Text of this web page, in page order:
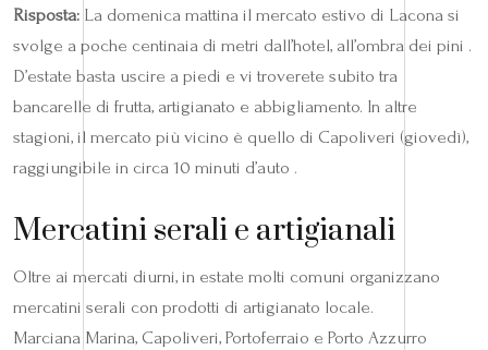
Risposta: La domenica mattina il mercato estivo di Lacona si
svolge a poche centinaia di metri dall’hotel, all’ombra dei pini .
D’estate basta uscire a piedi e vi troverete subito tra
bancarelle di frutta, artigianato e abbigliamento. In altre
stagioni, il mercato più vicino è quello di Capoliveri (giovedì),
raggiungibile in circa 10 minuti d’auto .
Mercatini serali e artigianali
Oltre ai mercati diurni, in estate molti comuni organizzano
mercatini serali con prodotti di artigianato locale.
Marciana Marina, Capoliveri, Portoferraio e Porto Azzurro